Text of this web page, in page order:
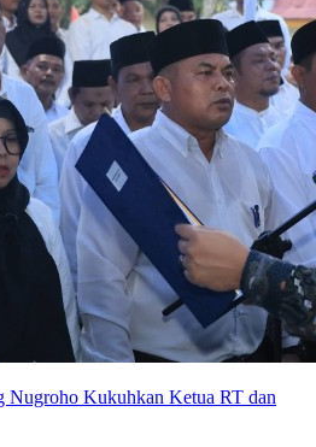
Nugroho Kukuhkan Ketua RT dan